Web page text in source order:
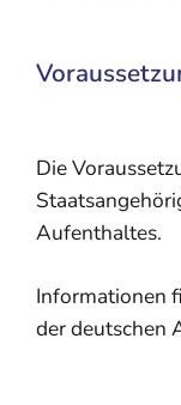
Die
Aufenthaltes.
Informationen
der deutschen